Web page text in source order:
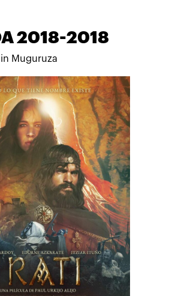
2018-2018
Muguruza